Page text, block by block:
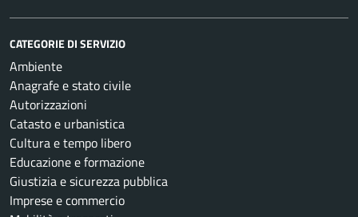
CATEGORIE DI SERVIZIO
Ambiente
Anagrafe e stato civile
Autorizzazioni
Catasto e urbanistica
Cultura e tempo libero
Educazione e formazione
Giustizia e sicurezza pubblica
Imprese e commercio